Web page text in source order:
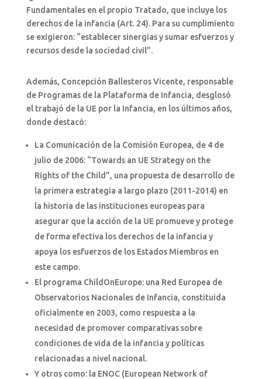
Fundamentales en el propio Tratado, que incluye los
derechos de la infancia (Art. 24). Para su cumplimiento
se exigieron: “establecer sinergias y sumar esfuerzos y
recursos desde la sociedad civil”.
Además, Concepción Ballesteros Vicente, responsable
de Programas de la Plataforma de Infancia, desglosó
el trabajó de la UE por la Infancia, en los últimos años,
donde destacó:
La Comunicación de la Comisión Europea, de 4 de
julio de 2006: “Towards an UE Strategy on the
Rights of the Child”, una propuesta de desarrollo de
la primera estrategia a largo plazo (2011-2014) en
la historia de las instituciones europeas para
asegurar que la acción de la UE promueve y protege
de forma efectiva los derechos de la infancia y
apoya los esfuerzos de los Estados Miembros en
este campo.
El programa ChildOnEurope: una Red Europea de
Observatorios Nacionales de Infancia, constituida
oficialmente en 2003, como respuesta a la
necesidad de promover comparativas sobre
condiciones de vida de la infancia y políticas
relacionadas a nivel nacional.
Y otros como: la ENOC (European Network of